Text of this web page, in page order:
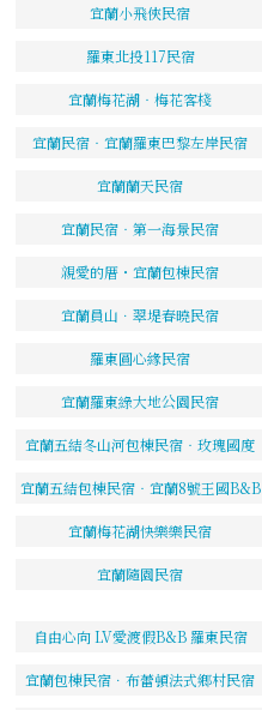
宜蘭小飛俠民宿
羅東北投117民宿
宜蘭梅花湖‧梅花客棧
宜蘭民宿‧宜蘭羅東巴黎左岸民宿
宜蘭蘭天民宿
宜蘭民宿‧第一海景民宿
親愛的厝・宜蘭包棟民宿
宜蘭員山．翠堤春曉民宿
羅東圓心緣民宿
宜蘭羅東綠大地公園民宿
宜蘭五結冬山河包棟民宿‧玫瑰國度
宜蘭五結包棟民宿‧宜蘭8號王國B&B
宜蘭梅花湖快樂樂民宿
宜蘭隨園民宿
自由心向 LV愛渡假B&B 羅東民宿
宜蘭包棟民宿．布蕾頓法式鄉村民宿